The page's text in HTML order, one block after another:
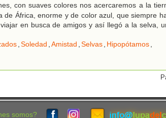
con suaves colores nos acercaremos a la
de África, enorme y de color azul, que siempre
en busca de amigos y así llegó a la selva,
,Soledad ,Amistad ,Selvas, Hipopótamos,
somos?